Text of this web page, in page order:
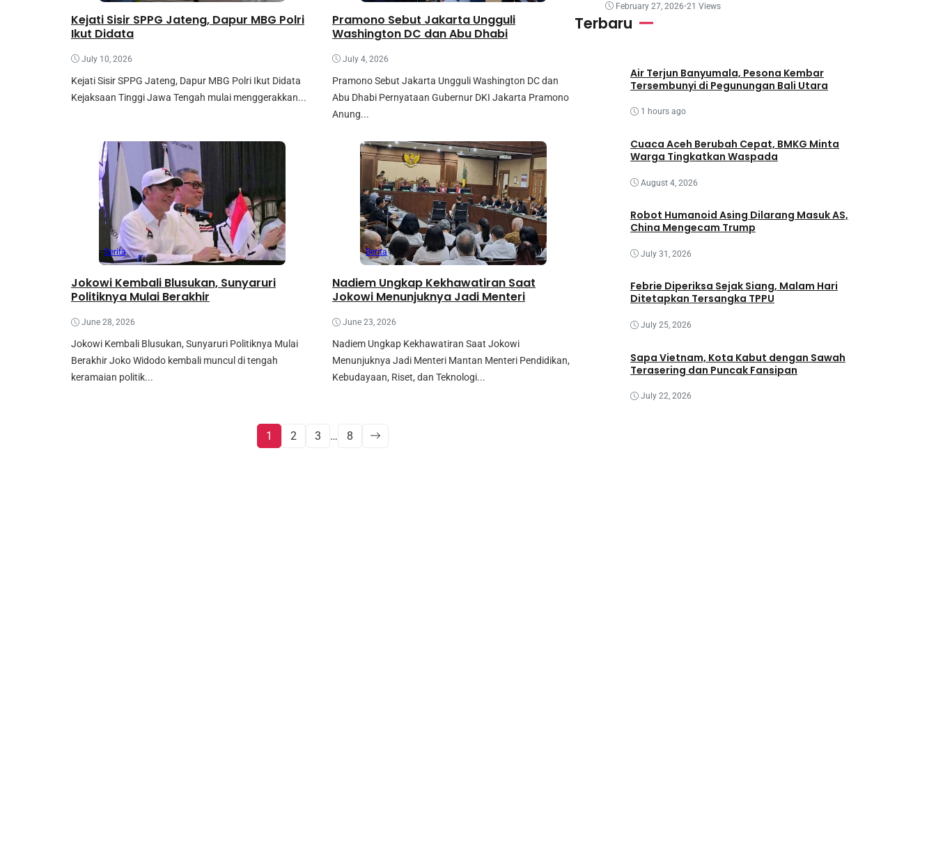
Kejati Sisir SPPG Jateng, Dapur MBG Polri
Ikut Didata
July 10, 2026
Kejati Sisir SPPG Jateng, Dapur MBG Polri Ikut Didata
Kejaksaan Tinggi Jawa Tengah mulai menggerakkan...
Pramono Sebut Jakarta Ungguli
Washington DC dan Abu Dhabi
July 4, 2026
Pramono Sebut Jakarta Ungguli Washington DC dan
Abu Dhabi Pernyataan Gubernur DKI Jakarta Pramono
Anung...
Berita
Jokowi Kembali Blusukan, Sunyaruri
Politiknya Mulai Berakhir
June 28, 2026
Jokowi Kembali Blusukan, Sunyaruri Politiknya Mulai
Berakhir Joko Widodo kembali muncul di tengah
keramaian politik...
Berita
Nadiem Ungkap Kekhawatiran Saat
Jokowi Menunjuknya Jadi Menteri
June 23, 2026
Nadiem Ungkap Kekhawatiran Saat Jokowi
Menunjuknya Jadi Menteri Mantan Menteri Pendidikan,
Kebudayaan, Riset, dan Teknologi...
1 2 3 … 8
February 27, 2026•21 Views
Terbaru
Air Terjun Banyumala, Pesona Kembar
Tersembunyi di Pegunungan Bali Utara
1 hours ago
Cuaca Aceh Berubah Cepat, BMKG Minta
Warga Tingkatkan Waspada
August 4, 2026
Robot Humanoid Asing Dilarang Masuk AS,
China Mengecam Trump
July 31, 2026
Febrie Diperiksa Sejak Siang, Malam Hari
Ditetapkan Tersangka TPPU
July 25, 2026
Sapa Vietnam, Kota Kabut dengan Sawah
Terasering dan Puncak Fansipan
July 22, 2026